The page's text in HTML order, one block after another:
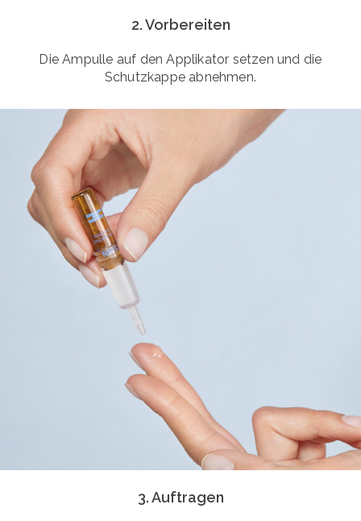
2. Vorbereiten
Die Ampulle auf den Applikator setzen und die
Schutzkappe abnehmen.
3. Auftragen